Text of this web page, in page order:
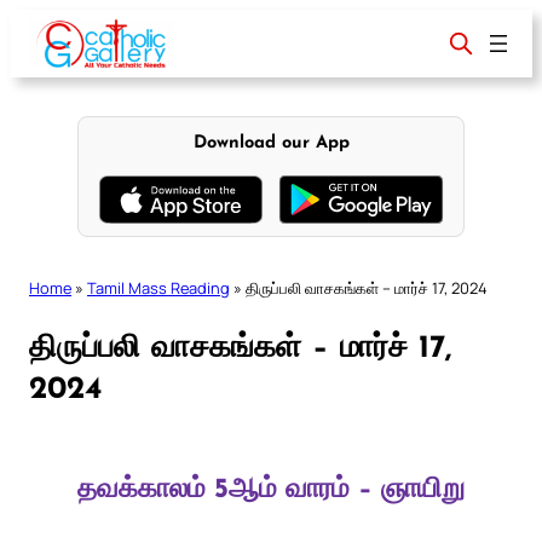
content
Download our App
Home » Tamil Mass Reading » திருப்பலி வாசகங்கள் – மார்ச் 17, 2024
திருப்பலி வாசகங்கள் – மார்ச் 17,
2024
தவக்காலம் 5ஆம் வாரம் – ஞாயிறு